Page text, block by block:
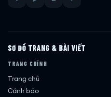
SƠ ĐỒ TRANG & BÀI VIẾT
TRANG CHÍNH
Trang chủ
Cảnh báo